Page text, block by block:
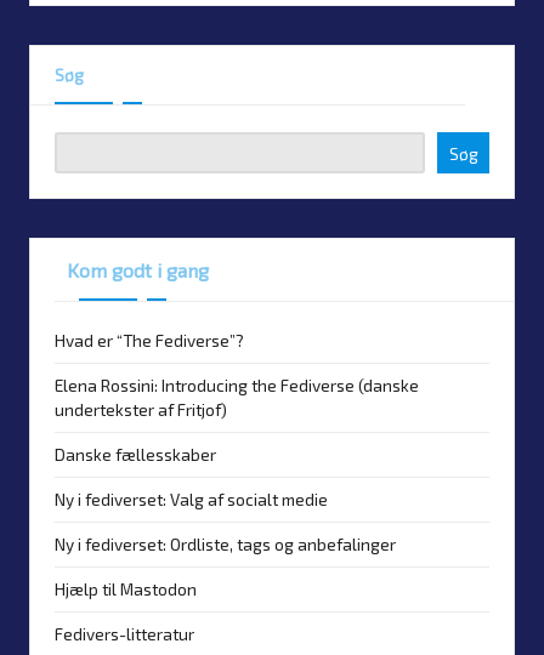
Søg
Søg
Kom godt i gang
Hvad er “The Fediverse”?
Elena Rossini: Introducing the Fediverse (danske
undertekster af Fritjof)
Danske fællesskaber
Ny i fediverset: Valg af socialt medie
Ny i fediverset: Ordliste, tags og anbefalinger
Hjælp til Mastodon
Fedivers-litteratur